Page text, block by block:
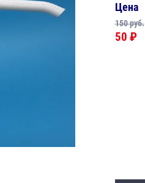
Цена
150 руб.
50 ₽